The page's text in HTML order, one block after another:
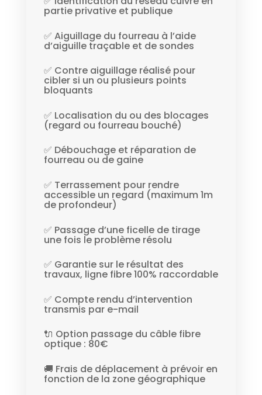
partie privative et publique
✅ Aiguillage du fourreau à l’aide
d’aiguille traçable et de sondes
✅ Contre aiguillage réalisé pour
cibler si un ou plusieurs points
bloquants
✅ Localisation du ou des blocages
(regard ou fourreau bouché)
✅ Débouchage et réparation de
fourreau ou de gaine
✅ Terrassement pour rendre
accessible un regard (maximum 1m
de profondeur)
✅ Passage d’une ficelle de tirage
une fois le problème résolu
✅ Garantie sur le résultat des
travaux, ligne fibre 100% raccordable
✅ Compte rendu d’intervention
transmis par e-mail
🔌 Option passage du câble fibre
optique : 80€
🚚 Frais de déplacement à prévoir en
fonction de la zone géographique